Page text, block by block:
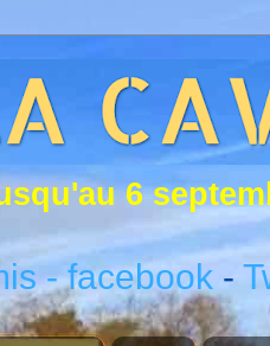
squ'au 6 septem
- facebook -